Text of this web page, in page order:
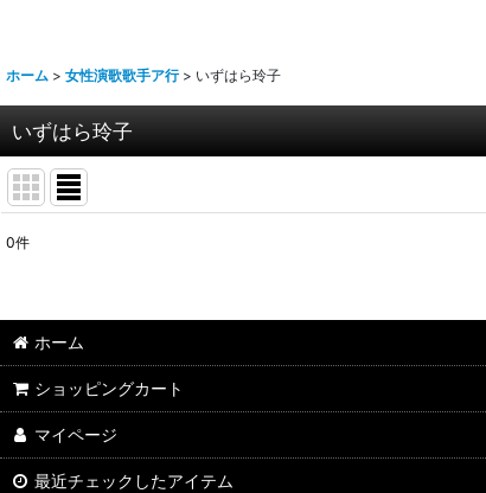
ホーム > 女性演歌歌手ア行 > いずはら玲子
いずはら玲子
並び順:
0件
ホーム
ショッピングカート
マイページ
最近チェックしたアイテム